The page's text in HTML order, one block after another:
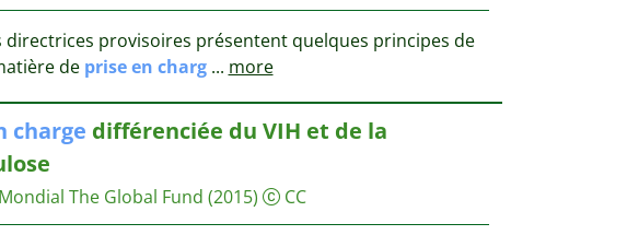
directrices provisoires présentent quelques principes de
de prise en charg ... more
charge différenciée du VIH et de la
The Global Fund (2015) CC